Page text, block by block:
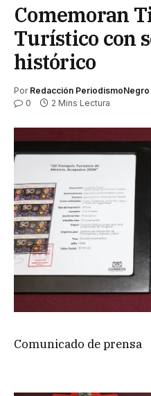
Comemoran
Turístico con
histórico
Por Redacción PeriodismoNegro
0 2 Mins Lectura
Comunicado de prensa